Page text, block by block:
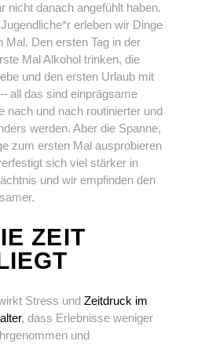
nicht danach angefühlt haben.
erleben wir Dinge
Mal. Den ersten Tag in der
Mal Alkohol trinken, die
und den ersten Urlaub mit
all das sind einprägsame
nach und nach routinierter und
werden. Aber die Spanne,
zum ersten Mal ausprobieren
sich viel stärker in
und wir empfinden den
ZEIT
Stress und Zeitdruck im
, dass Erlebnisse weniger
und